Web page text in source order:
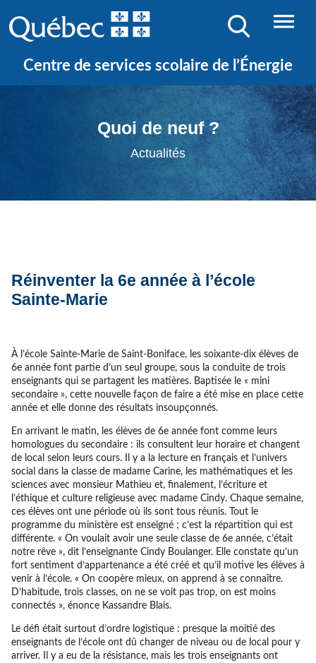
Centre de services scolaire de l’Énergie
Quoi de neuf ?
Actualités
Réinventer la 6e année à l’école
Sainte-Marie
À l’école Sainte-Marie de Saint-Boniface, les soixante-dix élèves de
6e année font partie d’un seul groupe, sous la conduite de trois
enseignants qui se partagent les matières. Baptisée le « mini
secondaire », cette nouvelle façon de faire a été mise en place cette
année et elle donne des résultats insoupçonnés.
En arrivant le matin, les élèves de 6e année font comme leurs
homologues du secondaire : ils consultent leur horaire et changent
de local selon leurs cours. Il y a la lecture en français et l’univers
social dans la classe de madame Carine, les mathématiques et les
sciences avec monsieur Mathieu et, finalement, l’écriture et
l’éthique et culture religieuse avec madame Cindy. Chaque semaine,
ces élèves ont une période où ils sont tous réunis. Tout le
programme du ministère est enseigné ; c’est la répartition qui est
différente. « On voulait avoir une seule classe de 6e année, c’était
notre rêve », dit l’enseignante Cindy Boulanger. Elle constate qu’un
fort sentiment d’appartenance a été créé et qu’il motive les élèves à
venir à l’école. « On coopère mieux, on apprend à se connaître.
D’habitude, trois classes, on ne se voit pas trop, on est moins
connectés », énonce Kassandre Blais.
Le défi était surtout d’ordre logistique : presque la moitié des
enseignants de l’école ont dû changer de niveau ou de local pour y
arriver. Il y a eu de la résistance, mais les trois enseignants ont